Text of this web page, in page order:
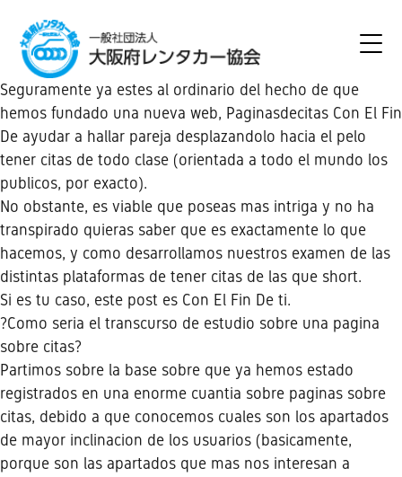
Seguramente ya estes al ordinario del hecho de que
hemos fundado una nueva web, Paginasdecitas Con El Fin
De ayudar a hallar pareja desplazandolo hacia el pelo
tener citas de todo clase (orientada a todo el mundo los
publicos, por exacto).
No obstante, es viable que poseas mas intriga y no ha
transpirado quieras saber que es exactamente lo que
hacemos, y como desarrollamos nuestros examen de las
distintas plataformas de tener citas de las que short.
Si es tu caso, este post es Con El Fin De ti.
?Como seri­a el transcurso de estudio sobre una pagina
sobre citas?
Partimos sobre la base sobre que ya hemos estado
registrados en una enorme cuanti­a sobre paginas sobre
citas, debido a que conocemos cuales son los apartados
de mayor inclinacion de los usuarios (basicamente,
porque son las apartados que mas nos interesan a